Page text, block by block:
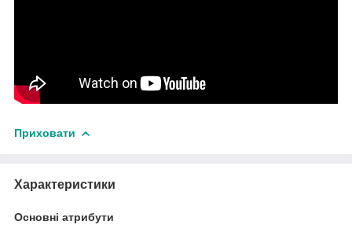
Приховати
Характеристики
Основні атрибути